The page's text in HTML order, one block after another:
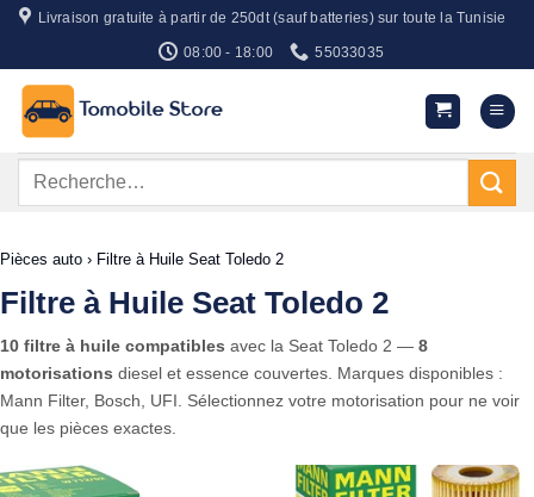
Passer
contenu
Livraison gratuite à partir de 250dt (sauf batteries) sur toute la Tunisie
08:00 - 18:00 55033035
Recherche
Pièces auto › Filtre à Huile Seat Toledo 2
Filtre à Huile Seat Toledo 2
10 filtre à huile compatibles avec la Seat Toledo 2 — 8
motorisations diesel et essence couvertes. Marques disponibles :
Mann Filter, Bosch, UFI. Sélectionnez votre motorisation pour ne voir
que les pièces exactes.